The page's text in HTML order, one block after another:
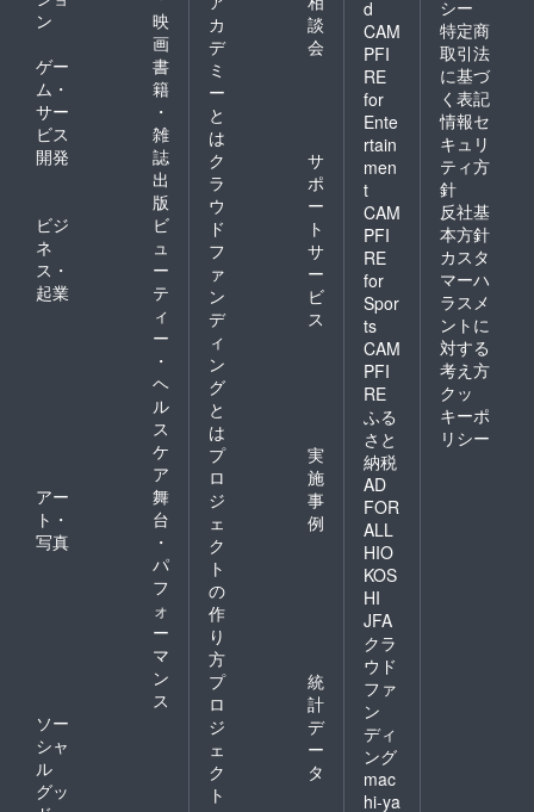
ン
映
画
ゲー
ム・
サー
ビス
開発
書
籍
・
雑
誌
出
版
ビジ
ネ
ス・
起業
ビ
ュ
ー
テ
ィ
ー
・
ヘ
ル
ス
ケ
ア
アー
ト・
写真
舞
台
・
パ
フ
ォ
ー
マ
ン
ス
ソー
シャ
ル
グッ
カ
デ
ミ
ー
と
は
談
会
ク
ラ
ウ
ド
フ
ァ
ン
デ
ィ
ン
グ
と
は
サ
ポ
ー
ト
サ
ー
ビ
ス
プ
ロ
ジ
ェ
ク
ト
の
作
り
方
実
施
事
例
プ
ロ
ジ
ェ
ク
ト
統
計
デ
ー
タ
d
CAM
PFI
RE
for
Ente
rtain
men
t
CAM
PFI
RE
for
Spor
ts
CAM
PFI
RE
ふる
さと
納税
AD
FOR
ALL
HIO
KOS
HI
JFA
クラ
ウド
ファ
ン
ディ
ング
mac
hi-ya
シー
特定商
取引法
に基づ
く表記
情報セ
キュリ
ティ方
針
反社基
本方針
カスタ
マーハ
ラスメ
ントに
対する
考え方
クッ
キーポ
リシー